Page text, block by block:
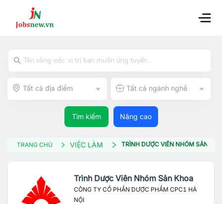
Tất cả địa điểm Tất cả ngành nghề
Tìm kiếm Nâng cao
TRANG CHỦ VIỆC LÀM TRÌNH DƯỢC VIÊN NHÓM SẢN
Trình Dược Viên Nhóm Sản Khoa
CÔNG TY CỔ PHẦN DƯỢC PHẨM CPC1 HÀ
NỘI